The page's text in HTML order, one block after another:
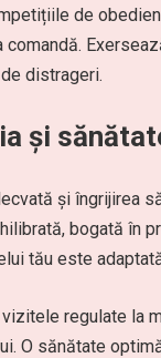
de
comandă.
distrageri.
și
și îngrijirea
bogată în
tău este
vizitele regulate la
O sănătate